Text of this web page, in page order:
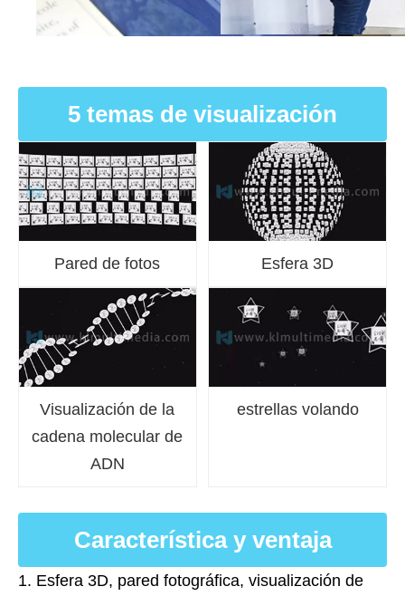
5 temas de visualización
Pared de fotos Esfera 3D
Visualización de la
cadena molecular de
ADN
estrellas volando
Característica y ventaja
1. Esfera 3D, pared fotográfica, visualización de